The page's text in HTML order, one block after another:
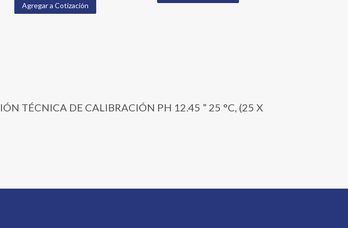
Agregar a Cotización
TÉCNICA DE CALIBRACIÓN PH 12.45 ” 25 °C, (25 X